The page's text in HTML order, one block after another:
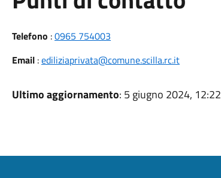
Telefono :0965 754003
Email:ediliziaprivata@comune.scilla.rc.it
Ultimo aggiornamento: 5 giugno 2024, 12:22